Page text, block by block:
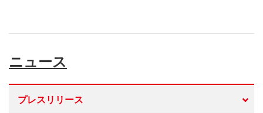
ニュース
プレスリリース